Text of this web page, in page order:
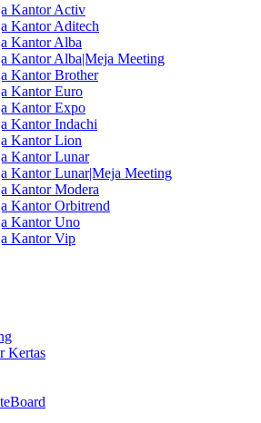
Kantor Activ
Kantor Aditech
Kantor Alba
Kantor Alba|Meja Meeting
Kantor Brother
Kantor Euro
Kantor Expo
Kantor Indachi
Kantor Lion
Kantor Lunar
Kantor Lunar|Meja Meeting
Kantor Modera
Kantor Orbitrend
Kantor Uno
Kantor Vip
Kertas